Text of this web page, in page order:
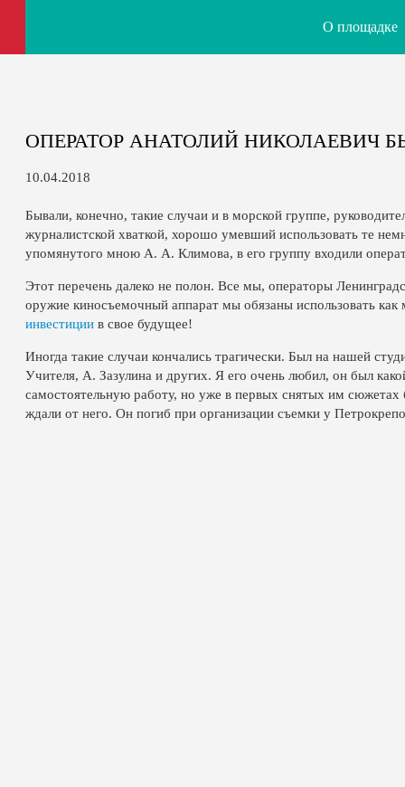
О площадке
ОПЕРАТОР АНАТОЛИЙ НИКОЛАЕВИЧ
10.04.2018
Бывали, конечно, такие случаи и в морской группе,
журналистской хваткой, хорошо умевший использовать те
упомянутого мною А. А. Климова, в его группу входили
Этот перечень далеко не полон. Все мы, операторы
оружие киносъемочный аппарат мы обязаны использовать
инвестиции в свое будущее!
Иногда такие случаи кончались трагически. Был на нашей
Учителя, А. Зазулина и других. Я его очень любил, он был
самостоятельную работу, но уже в первых снятых им
ждали от него. Он погиб при организации съемки у